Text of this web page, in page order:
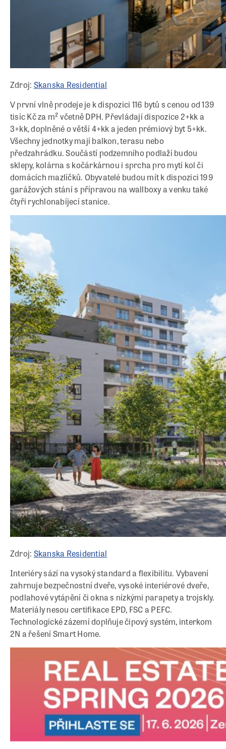
Zdroj: Skanska Residential
V první vlně prodeje je k dispozici 116 bytů s cenou od 139
tisíc Kč za m² včetně DPH. Převládají dispozice 2+kk a
3+kk, doplněné o větší 4+kk a jeden prémiový byt 5+kk.
Všechny jednotky mají balkon, terasu nebo
předzahrádku. Součástí podzemního podlaží budou
sklepy, kolárna s kočárkárnou i sprcha pro mytí kol či
domácích mazlíčků. Obyvatelé budou mít k dispozici 199
garážových stání s přípravou na wallboxy a venku také
čtyři rychlonabíjecí stanice.
Zdroj: Skanska Residential
Interiéry sází na vysoký standard a flexibilitu. Vybavení
zahrnuje bezpečnostní dveře, vysoké interiérové dveře,
podlahové vytápění či okna s nízkými parapety a trojskly.
Materiály nesou certifikace EPD, FSC a PEFC.
Technologické zázemí doplňuje čipový systém, interkom
2N a řešení Smart Home.